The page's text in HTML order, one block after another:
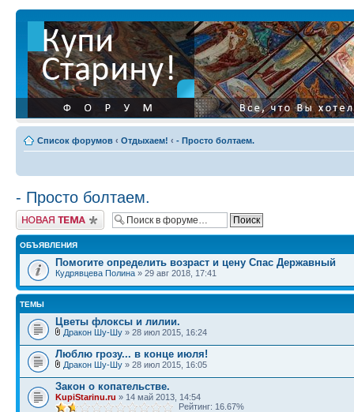
Список форумов ‹ Отдыхаем! ‹ - Просто болтаем.
- Просто болтаем.
Начать новую тему
ОБЪЯВЛЕНИЯ
Помогите определить возраст и цену Спас Державный
Кудрявцева Полина » 29 авг 2018, 17:41
ТЕМЫ
Цветы флоксы и лилии.
Дракон Шу-Шу » 28 июл 2015, 16:24
Люблю грозу... в конце июля!
Дракон Шу-Шу » 28 июл 2015, 16:05
Закон о копательстве.
KupiStarinu.ru » 14 май 2013, 14:54
Рейтинг: 16.67%